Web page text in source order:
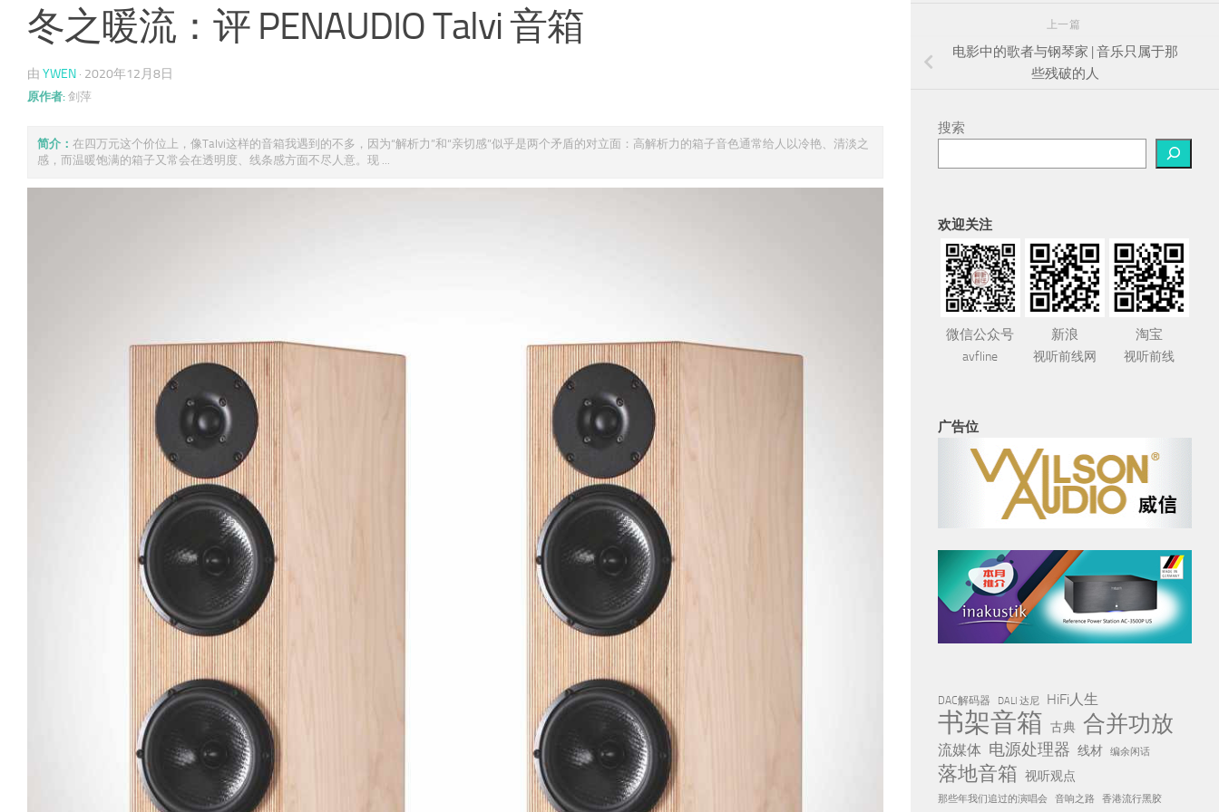
冬之暖流：评 PENAUDIO Talvi 音箱
由 YWEN · 2020年12月8日
原作者: 剑萍
简介： 在四万元这个价位上，像Talvi这样的音箱我遇到的不多，因为“解析力”和“亲切感”似乎是两个矛盾的对立面：高解析力的箱子音色通常给人以冷艳、清淡之
感，而温暖饱满的箱子又常会在透明度、线条感方面不尽人意。现 ...
上一篇
电影中的歌者与钢琴家 | 音乐只属于那
些残破的人
搜索
欢迎关注
微信公众号
avfline
新浪
视听前线网
淘宝
视听前线
广告位
DAC解码器 DALI 达尼 HiFi人生
书架音箱 古典 合并功放
流媒体 电源处理器 线材 编余闲话
落地音箱 视听观点
那些年我们追过的演唱会 音响之路 香港流行黑胶